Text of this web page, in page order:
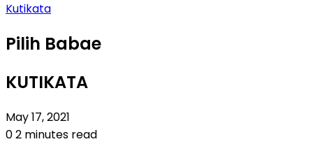
Kutikata
Pilih Babae
KUTIKATA
May 17, 2021
02 minutes read